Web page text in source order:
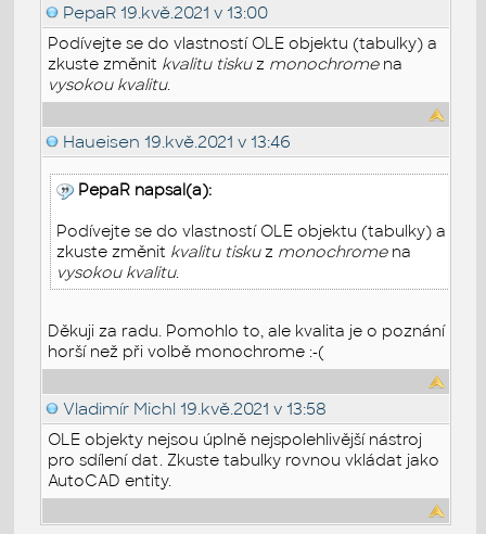
PepaR 19.kvě.2021 v 13:00
Podívejte se do vlastností OLE objektu (tabulky) a
zkuste změnit kvalitu tiskuz monochromena
vysokou kvalitu.
Haueisen 19.kvě.2021 v 13:46
PepaR napsal(a):
Podívejte se do vlastností OLE objektu (tabulky) a
zkuste změnit kvalitu tiskuz monochromena
vysokou kvalitu.
Děkuji za radu. Pomohlo to, ale kvalita je o poznání
horší než při volbě monochrome :-(
Vladimír Michl 19.kvě.2021 v 13:58
OLE objekty nejsou úplně nejspolehlivější nástroj
pro sdílení dat. Zkuste tabulky rovnou vkládat jako
AutoCAD entity.